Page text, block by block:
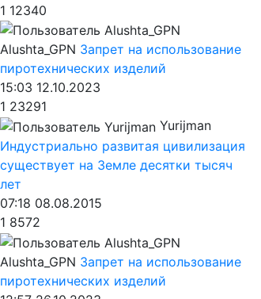
1 12340
Alushta_GPN Запрет на использование
пиротехнических изделий
15:03 12.10.2023
1 23291
Yurijman
Индустриально развитая цивилизация
существует на Земле десятки тысяч
лет
07:18 08.08.2015
1 8572
Alushta_GPN Запрет на использование
пиротехнических изделий